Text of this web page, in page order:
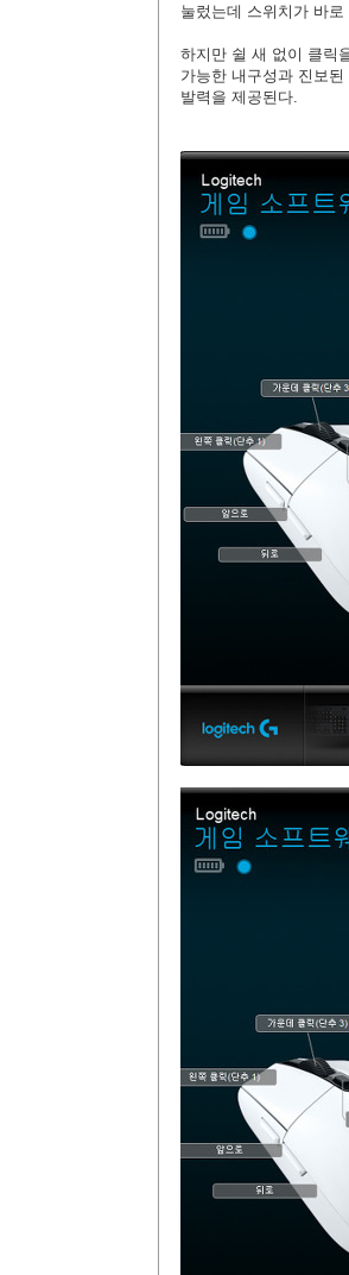
눌렀는데 스위치가 바
하지만 쉴 새 없이 클릭
가능한 내구성과 진보된
발력을 제공된다.